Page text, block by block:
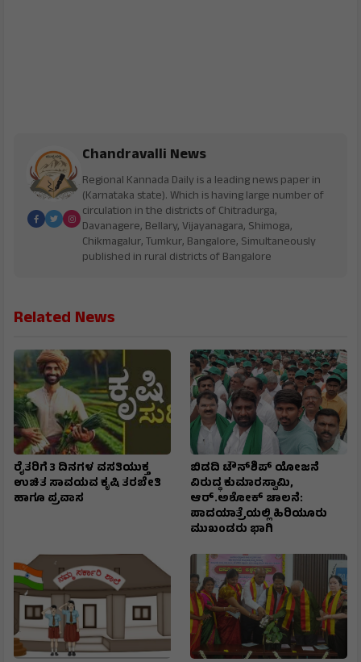
Chandravalli News
Regional Kannada Daily is a leading news paper in
(Karnataka state). Which is having large number of
circulation in the districts of Chitradurga,
Davanagere, Bellary, Vijayanagara, Shimoga,
Chikmagalur, Tumkur, Bangalore, Simultaneously
published in rural districts of Bangalore
Related News
ರೈತರಿಗೆ 3 ದಿನಗಳ ವಸತಿಯುಕ್ತ
ಉಚಿತ ಸಾವಯವ ಕೃಷಿ ತರಬೇತಿ
ಹಾಗೂ ಪ್ರವಾಸ
ಬಿಡದಿ ಟೌನ್‌ಶಿಪ್‌ ಯೋಜನೆ
ವಿರುದ್ಧ ಕುಮಾರಸ್ವಾಮಿ,
ಆರ್.ಅಶೋಕ್ ಚಾಲನೆ:
ಪಾದಯಾತ್ರೆಯಲ್ಲಿ ಹಿರಿಯೂರು
ಮುಖಂಡರು ಭಾಗಿ